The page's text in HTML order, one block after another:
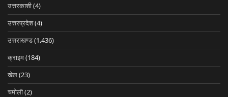
उत्तरकाशी(4)
उत्तरप्रदेश(4)
उत्तराखण्ड(1,436)
क्राइम(184)
खेल(23)
चमोली(2)